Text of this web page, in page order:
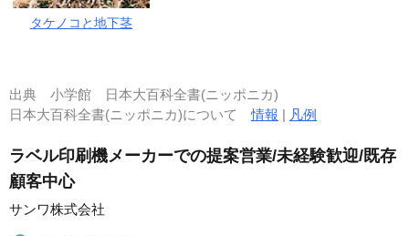
タケノコと地下茎
出典 小学館 日本大百科全書(ニッポニカ)
日本大百科全書(ニッポニカ)について情報 | 凡例
ラベル印刷機メーカーでの提案営業/未経験歓迎/既存
顧客中心
サンワ株式会社